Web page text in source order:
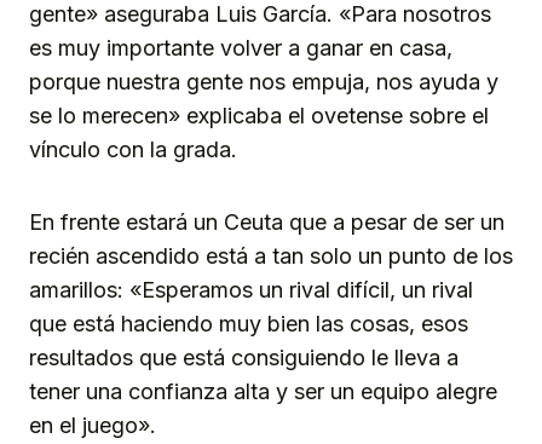
gente» aseguraba Luis García. «Para nosotros
es muy importante volver a ganar en casa,
porque nuestra gente nos empuja, nos ayuda y
se lo merecen» explicaba el ovetense sobre el
vínculo con la grada.
En frente estará un Ceuta que a pesar de ser un
recién ascendido está a tan solo un punto de los
amarillos: «Esperamos un rival difícil, un rival
que está haciendo muy bien las cosas, esos
resultados que está consiguiendo le lleva a
tener una confianza alta y ser un equipo alegre
en el juego».